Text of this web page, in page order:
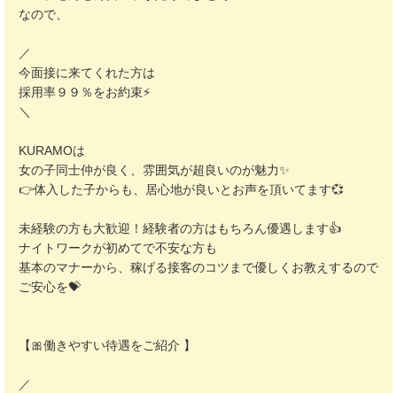
なので、
／
今面接に来てくれた方は
採用率９９％をお約束⚡️
＼
KURAMOは
女の子同士仲が良く、雰囲気が超良いのが魅力✨️
👉️体入した子からも、居心地が良いとお声を頂いてます💞
未経験の方も大歓迎！経験者の方はもちろん優遇します👍️
ナイトワークが初めてで不安な方も
基本のマナーから、稼げる接客のコツまで優しくお教えするので
ご安心を💝
【🎀働きやすい待遇をご紹介 】
／